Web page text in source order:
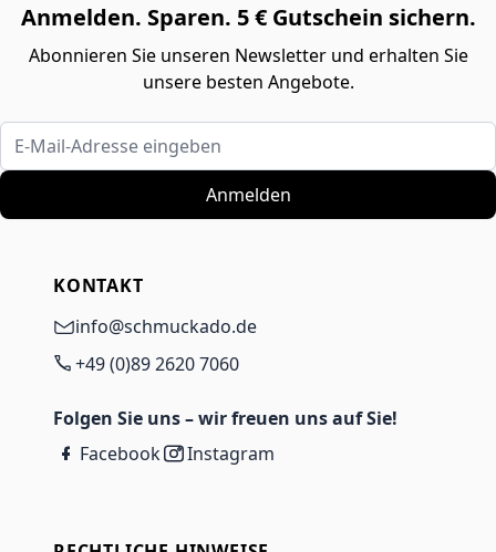
Anmelden. Sparen. 5 € Gutschein sichern.
Abonnieren Sie unseren Newsletter und erhalten Sie
unsere besten Angebote.
E-Mail-Adresse eingeben
Anmelden
KONTAKT
info@schmuckado.de
+49 (0)89 2620 7060
Folgen Sie uns – wir freuen uns auf Sie!
Facebook
Instagram